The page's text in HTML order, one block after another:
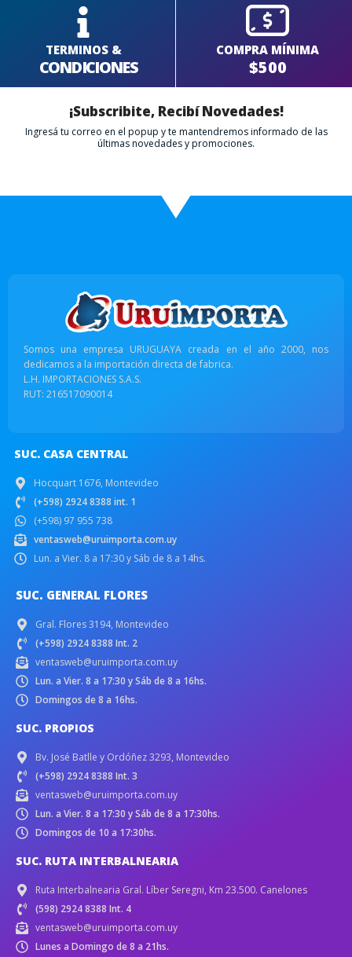
TERMINOS &
CONDICIONES
COMPRA MÍNIMA
$500
¡Subscribite, Recibí Novedades!
Ingresá tu correo en el popup y te mantendremos informado de las
últimas novedades y promociones.
Somos una empresa URUGUAYA creada en el año 2000, nos
dedicamos a la importación directa de fabrica.
L.H. IMPORTACIONES S.A.S.
RUT: 216517090014
SUC. CASA CENTRAL
Hocquart 1676, Montevideo
(+598) 2924 8388 int. 1
(+598) 97 955 738
ventasweb@uruimporta.com.uy
Lun. a Vier. 8 a 17:30 y Sáb de 8 a 14hs.
SUC. GENERAL FLORES
Gral. Flores 3194, Montevideo
(+598) 2924 8388 Int. 2
ventasweb@uruimporta.com.uy
Lun. a Vier. 8 a 17:30 y Sáb de 8 a 16hs.
Domingos de 8 a 16hs.
SUC. PROPIOS
Bv. José Batlle y Ordóñez 3293, Montevideo
(+598) 2924 8388 Int. 3
ventasweb@uruimporta.com.uy
Lun. a Vier. 8 a 17:30 y Sáb de 8 a 17:30hs.
Domingos de 10 a 17:30hs.
SUC. RUTA INTERBALNEARIA
Ruta Interbalnearia Gral. Líber Seregni, Km 23.500. Canelones
(598) 2924 8388 Int. 4
ventasweb@uruimporta.com.uy
Lunes a Domingo de 8 a 21hs.